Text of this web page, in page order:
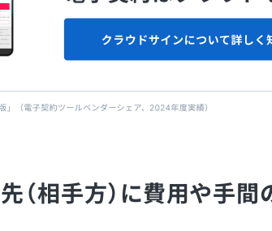
（相手方）に費用や手